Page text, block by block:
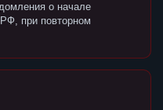
о начале
при повторном